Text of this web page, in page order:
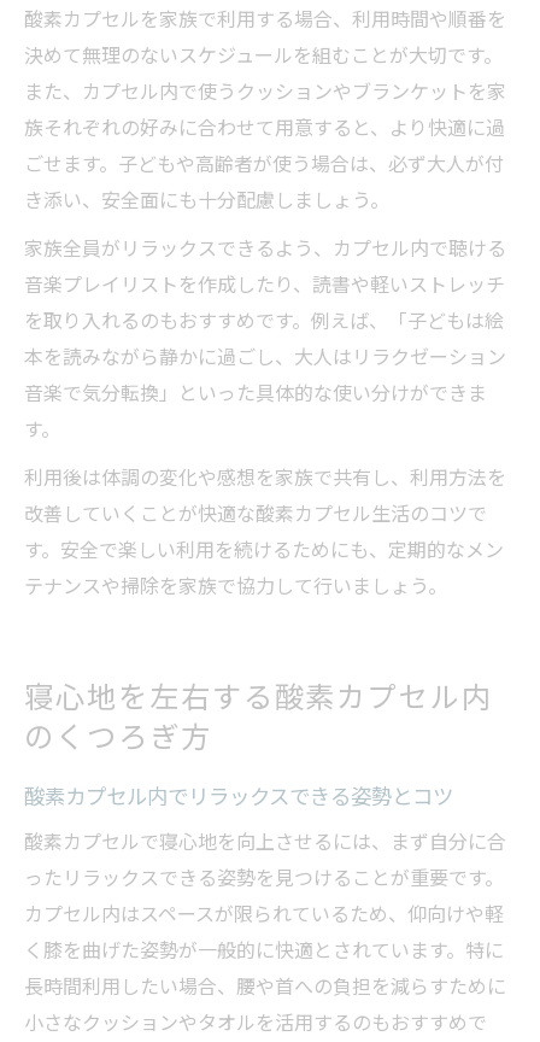
酸素カプセルを家族で利用する場合、利用時間や順番を
決めて無理のないスケジュールを組むことが大切です。
また、カプセル内で使うクッションやブランケットを家
族それぞれの好みに合わせて用意すると、より快適に過
ごせます。子どもや高齢者が使う場合は、必ず大人が付
き添い、安全面にも十分配慮しましょう。
家族全員がリラックスできるよう、カプセル内で聴ける
音楽プレイリストを作成したり、読書や軽いストレッチ
を取り入れるのもおすすめです。例えば、「子どもは絵
本を読みながら静かに過ごし、大人はリラクゼーション
音楽で気分転換」といった具体的な使い分けができま
す。
利用後は体調の変化や感想を家族で共有し、利用方法を
改善していくことが快適な酸素カプセル生活のコツで
す。安全で楽しい利用を続けるためにも、定期的なメン
テナンスや掃除を家族で協力して行いましょう。
寝心地を左右する酸素カプセル内
のくつろぎ方
酸素カプセル内でリラックスできる姿勢とコツ
酸素カプセルで寝心地を向上させるには、まず自分に合
ったリラックスできる姿勢を見つけることが重要です。
カプセル内はスペースが限られているため、仰向けや軽
く膝を曲げた姿勢が一般的に快適とされています。特に
長時間利用したい場合、腰や首への負担を減らすために
小さなクッションやタオルを活用するのもおすすめで